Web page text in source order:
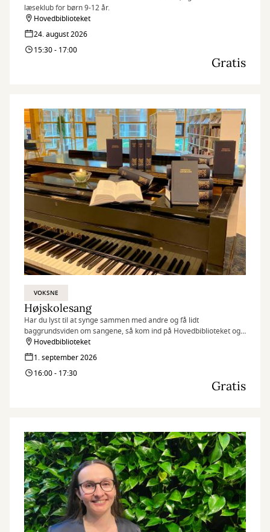
læseklub for børn 9-12 år.
Hovedbiblioteket
24. august 2026
15:30 - 17:00
Gratis
VOKSNE
Højskolesang
Har du lyst til at synge sammen med andre og få lidt
baggrundsviden om sangene, så kom ind på Hovedbiblioteket og
vær med.
Hovedbiblioteket
1. september 2026
16:00 - 17:30
Gratis